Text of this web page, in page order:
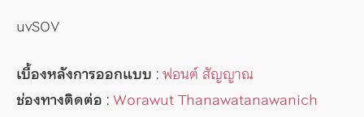
uvSOV
เบื้องหลังการออกแบบ :ฟอนต์ สัญญาณ
ช่องทางติดต่อ :Worawut Thanawatanawanich